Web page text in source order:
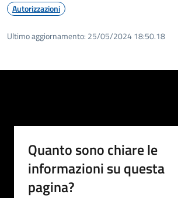
Autorizzazioni
Ultimo aggiornamento: 25/05/2024 18:50.18
Quanto sono chiare le
informazioni su questa
pagina?